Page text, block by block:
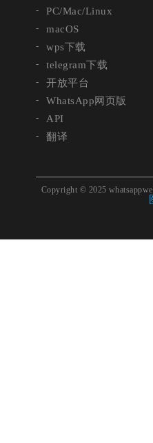
PC/Mac/Linux
macOS
wps下载
telegram下载
开放平台
WhatsApp网页版
API
翻译
Copyright © 2025